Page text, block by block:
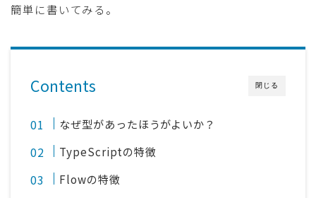
簡単に書いてみる。
閉じる
Contents
なぜ型があったほうがよいか？
TypeScriptの特徴
Flowの特徴